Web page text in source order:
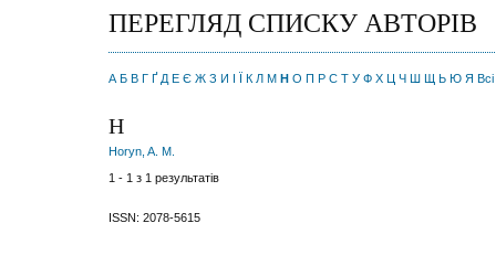
ПЕРЕГЛЯД СПИСКУ АВТОРІВ
А Б В Г Ґ Д Е Є Ж З И І Ї К Л М Н О П Р С Т У Ф Х Ц Ч Ш Щ Ь Ю Я Всі
Н
Нoryn, A. M.
1 - 1 з 1 результатів
ISSN: 2078-5615